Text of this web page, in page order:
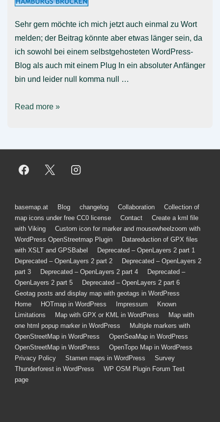
Sehr gern möchte ich mich jetzt auch einmal zu Wort
melden; der Beitrag könnte aber etwas länger sein, da
ich sowohl bei einem selbstgehosteten WordPress-
Blog als auch mit einem Plug In ein absoluter Anfänger
bin und leider null komma null …
Hamburgs
WP
Plugin
Read more »
Footer
Menu
basemap.at Blog changelog Collaboration
Collection of
map icons under free CC0 license
Contact
Create a kml file
with Viking
Custom icon for marker and mousewheelzoom with
WordPress OpenStreetmap Plugin
Datareduction of GPX files
with XSLT and GPSBabel
Deprecated – OpenLayers 2 part 1
Deprecated – OpenLayers 2 part 2
Deprecated – OpenLayers 2
part 3
Deprecated – OpenLayers 2 part 4
Deprecated –
OpenLayers 2 part 5
Deprecated – OpenLayers 2 part 6
Geotag posts and display map with geotags in WordPress
Home
HOTmap in WordPress Impressum
Known
Limitations
Map with GPX or KML in WordPress
Map with
one html popup marker in WordPress
Multiple markers with
OpenStreetMap in WordPress
OpenSeaMap in WordPress
OpenStreetMap in WordPress
OpenTopo Map in WordPress
Privacy Policy
Stamen maps in WordPress
Survey
Thunderforest in WordPress
WP OSM Plugin Forum Test
page